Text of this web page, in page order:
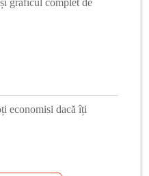
economisi dacă îți